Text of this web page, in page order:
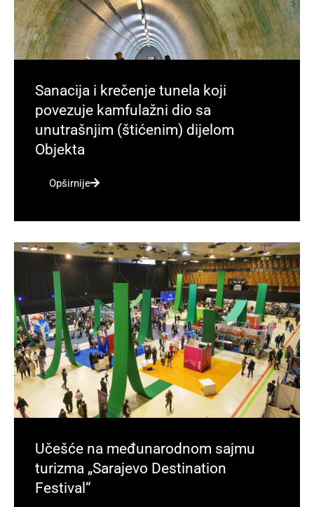
Sanacija i krečenje tunela koji
povezuje kamfulažni dio sa
unutrašnjim (štićenim) dijelom
Objekta
Opširnije
Učešće na međunarodnom sajmu
turizma „Sarajevo Destination
Festival“